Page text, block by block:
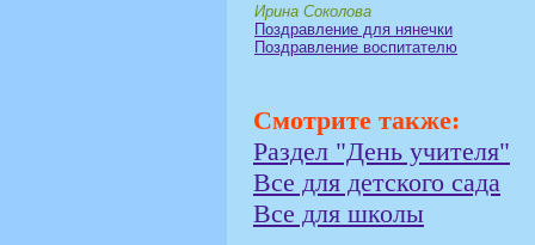
Ирина Соколова
Поздравление для нянечки
Поздравление воспитателю
Смотрите также:
Раздел "День учителя"
Все для детского сада
Все для школы